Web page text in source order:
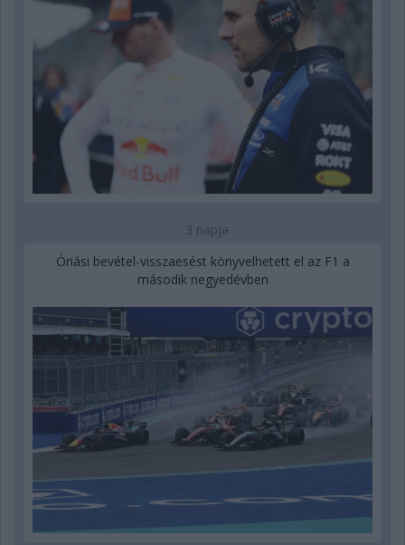
3 napja
Óriási bevétel-visszaesést könyvelhetett el az F1 a
második negyedévben